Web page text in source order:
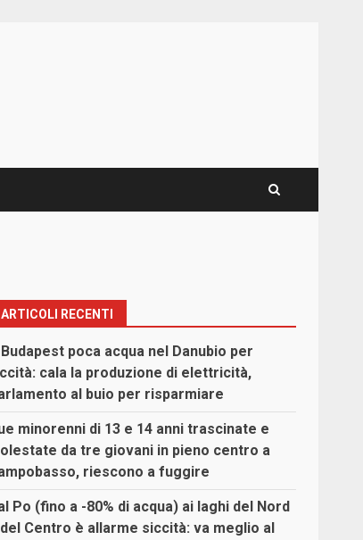
ARTICOLI RECENTI
poca acqua nel Danubio per
cala la produzione di elettricità,
al buio per risparmiare
minorenni di 13 e 14 anni trascinate e
da tre giovani in pieno centro a
riescono a fuggire
Po (fino a -80% di acqua) ai laghi del Nord
Centro è allarme siccità: va meglio al